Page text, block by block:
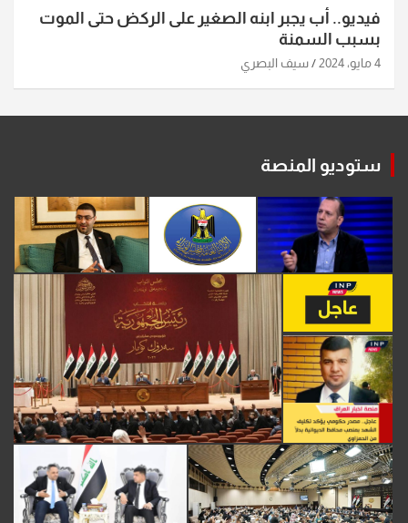
فيديو.. أب يجبر ابنه الصغير على الركض حتى الموت
بسبب السمنة
4 مايو، 2024 سيف البصري
ستوديو المنصة